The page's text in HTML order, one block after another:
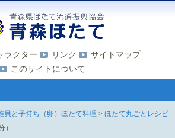
ラクター リンク
サイトマップ
このサイトについて
貝と子持ち（卵）ほたて料理 >ほたて丸ごとレシピ
）